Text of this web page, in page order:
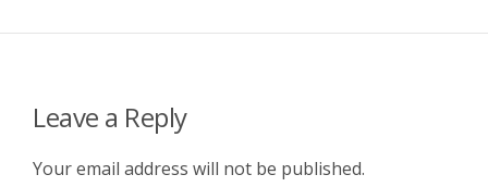
Leave a Reply
Your email address will not be published.